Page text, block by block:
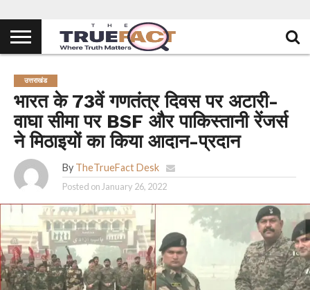
उत्तराखंड
भारत के 73वें गणतंत्र दिवस पर अटारी-
वाघा सीमा पर BSF और पाकिस्तानी रेंजर्स
ने मिठाइयों का किया आदान-प्रदान
By TheTrueFact Desk
Posted on January 26, 2022